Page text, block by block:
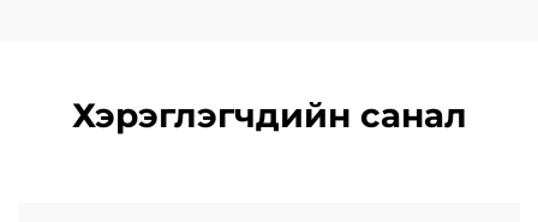
Хэрэглэгчдийн санал